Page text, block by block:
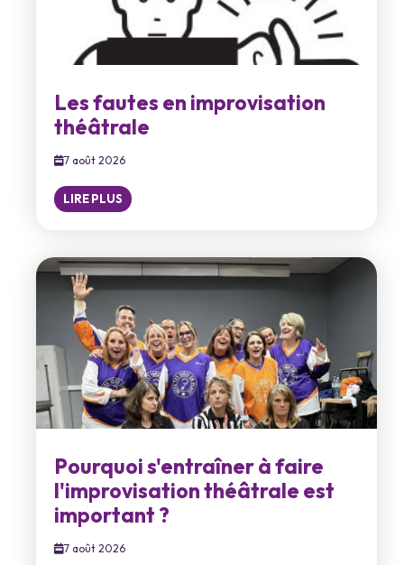
Les fautes en improvisation
théâtrale
7 août 2026
LIRE PLUS
Pourquoi s'entraîner à faire
l'improvisation théâtrale est
important ?
7 août 2026